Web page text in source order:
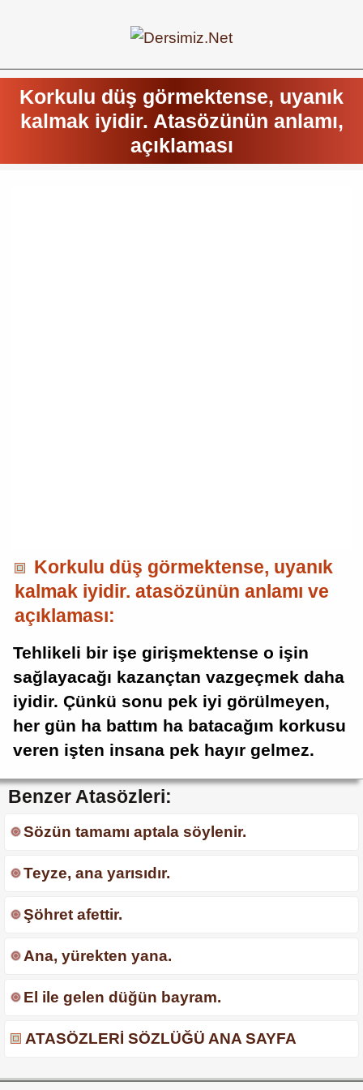
Korkulu düş görmektense, uyanık
kalmak iyidir. Atasözünün anlamı,
açıklaması
Korkulu düş görmektense, uyanık
kalmak iyidir. atasözünün anlamı ve
açıklaması:
Tehlikeli bir işe girişmektense o işin
sağlayacağı kazançtan vazgeçmek daha
iyidir. Çünkü sonu pek iyi görülmeyen,
her gün ha battım ha batacağım korkusu
veren işten insana pek hayır gelmez.
Benzer Atasözleri:
Sözün tamamı aptala söylenir.
Teyze, ana yarısıdır.
Şöhret afettir.
Ana, yürekten yana.
El ile gelen düğün bayram.
ATASÖZLERİ SÖZLÜĞÜ ANA SAYFA